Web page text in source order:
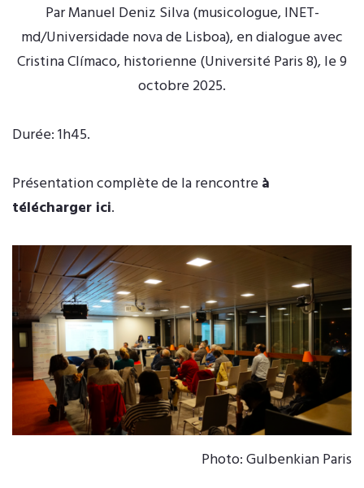
Par Manuel Deniz Silva (musicologue, INET-
md/Universidade nova de Lisboa), en dialogue avec
Cristina Clímaco, historienne (Université Paris 8), le 9
octobre 2025.
Durée: 1h45.
Présentation complète de la rencontre à
télécharger ici.
Photo: Gulbenkian Paris